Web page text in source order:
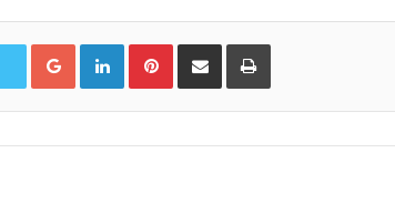
Google+ LinkedIn Pinterest